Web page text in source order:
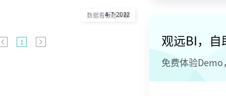
析产品可以使
数据看板怎么做
4-7-2022
1 观远BI，自
免费体验Demo